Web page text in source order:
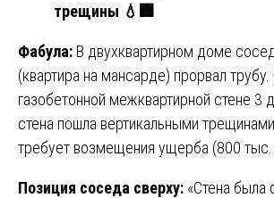
трещины 💧🏢
Фабула: В двухквартирном доме
(квартира на мансарде) прорвал трубу.
газобетонной межквартирной стене 3
стена пошла вертикальными
требует возмещения ущерба (800 тыс.
Позиция соседа сверху: «Стена была